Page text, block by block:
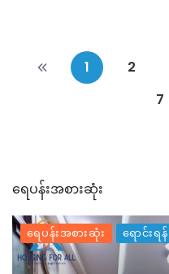
1 2
7
ရေပန်းအစားဆုံး
ရေပန်းအစားဆုံး ရောင်းရန်